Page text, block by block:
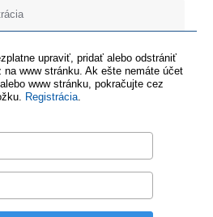
upraviť, pridať alebo odstrániť
www stránku. Ak ešte nemáte účet
www stránku, pokračujte cez
Registrácia.